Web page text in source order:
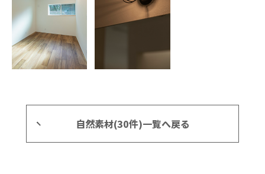
自然素材(30件)一覧へ戻る